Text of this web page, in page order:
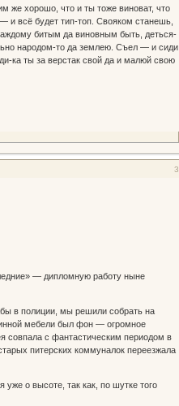
же хорошо, что и ты тоже виноват, что
и всё будет тип-топ. Свояком станешь,
битым да виновным быть, деться-
народом-то да землею. Съел — и сиди
ка ты за верстак свой да и малюй свою
3
— дипломную работу ныне
в полиции, мы решили собрать на
мебели был фон — огромное
совпала с фантастическим периодом в
питерских коммуналок переезжала
о высоте, так как, по шутке того